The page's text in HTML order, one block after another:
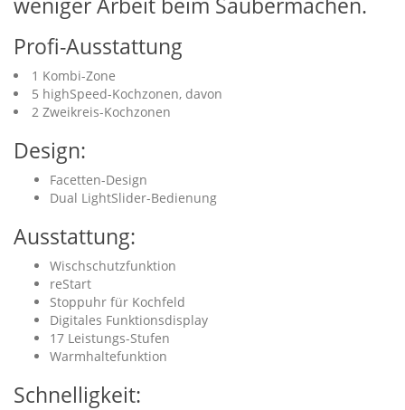
Profi-Ausstattung
1 Kombi-Zone
5 highSpeed-Kochzonen, davon
2 Zweikreis-Kochzonen
Design:
Facetten-Design
Dual LightSlider-Bedienung
Ausstattung:
Wischschutzfunktion
reStart
Stoppuhr für Kochfeld
Digitales Funktionsdisplay
17 Leistungs-Stufen
Warmhaltefunktion
Schnelligkeit: